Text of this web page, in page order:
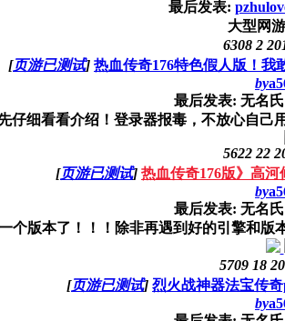
最后发表:
大型网
6308 2
[页游已测试] 热血传奇176特色假人版！我
by
最后发表: 无名
仔细看看介绍！登录器报毒，不放心自己
5622 22
[页游已测试] 热血传奇176版》高
by
最后发表: 无名
个版本了！！！除非再遇到好的引擎和版
5709 18
[页游已测试] 烈火战神器法宝传
by